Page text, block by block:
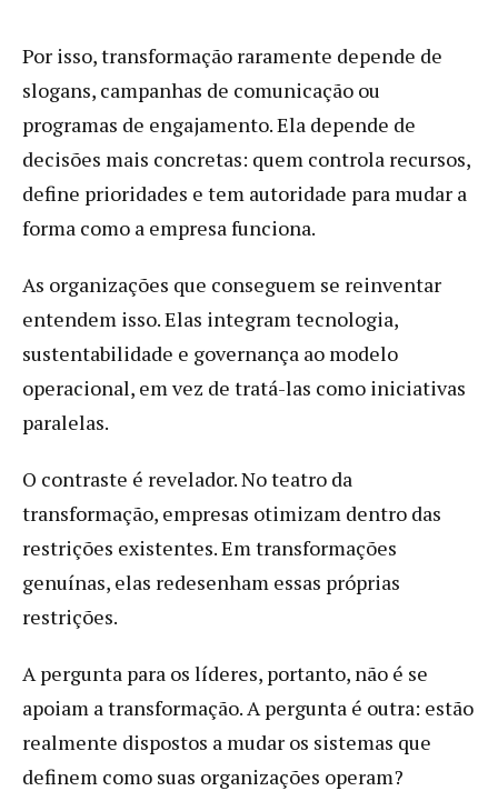
Por isso, transformação raramente depende de
slogans, campanhas de comunicação ou
programas de engajamento. Ela depende de
decisões mais concretas: quem controla recursos,
define prioridades e tem autoridade para mudar a
forma como a empresa funciona.
As organizações que conseguem se reinventar
entendem isso. Elas integram tecnologia,
sustentabilidade e governança ao modelo
operacional, em vez de tratá-las como iniciativas
paralelas.
O contraste é revelador. No teatro da
transformação, empresas otimizam dentro das
restrições existentes. Em transformações
genuínas, elas redesenham essas próprias
restrições.
A pergunta para os líderes, portanto, não é se
apoiam a transformação. A pergunta é outra: estão
realmente dispostos a mudar os sistemas que
definem como suas organizações operam?